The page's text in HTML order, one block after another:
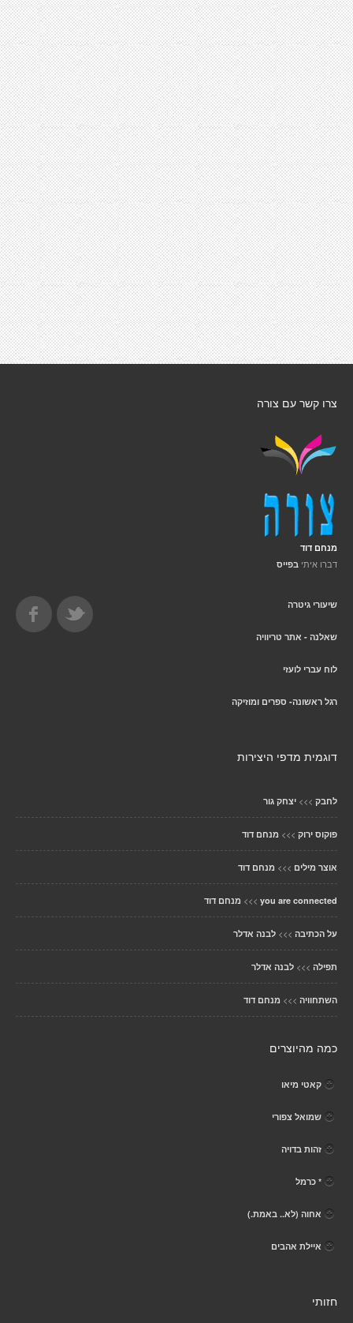
צרו קשר עם צורה
מנחם דוד
דברו איתי בפייס
שיעורי גיטרה
שאלנה - אתר טריוויה
לוח עברי לועזי
רגל ראשונה- ספרים ומוזיקה
דוגמית מדפי היצירות
לחבק >>> יצחק גור
פוקוס ירוק >>> מנחם דוד
אוצר מילים >>> מנחם דוד
you are connected
>>> מנחם דוד
על הכתיבה >>> לבנה אדלר
תפילה >>> לבנה אדלר
השתחוויה >>> מנחם דוד
כמה מהיוצרים
קאטי מיאו
שמואל צפורי
זהות בדויה
* כרמל
אחוה (לא.. באמת.)
איילת אהבים
חזותי